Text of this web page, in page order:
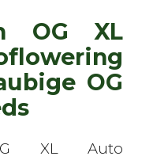
OG XL
OG
XL Auto